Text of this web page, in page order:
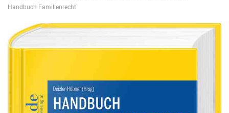
Handbuch Familienrecht